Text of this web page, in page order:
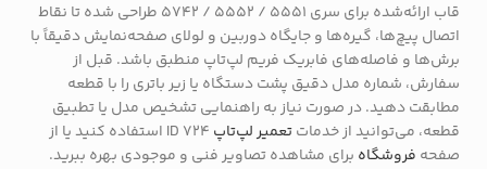
قاب ارائه‌شده برای سری 5551 / 5552 / 5742 طراحی شده تا نقاط
اتصال پیچ‌ها، گیره‌ها و جایگاه دوربین و لولای صفحه‌نمایش دقیقاً با
برش‌ها و فاصله‌های فابریک فریم لپ‌تاپ منطبق باشد. قبل از
سفارش، شماره مدل دقیق پشت دستگاه یا زیر باتری را با قطعه
مطابقت دهید. در صورت نیاز به راهنمایی تشخیص مدل یا تطبیق
قطعه، می‌توانید از خدماتتعمیر لپ‌تاپ
ID 724 استفاده کنید یا از
صفحه فروشگاه برای مشاهده تصاویر فنی و موجودی بهره ببرید.